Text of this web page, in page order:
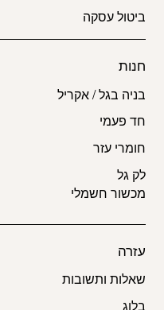
ביטול עסקה
חנות
בניה בגל / אקריל
חד פעמי
חומרי עזר
לק גל
מכשור חשמלי
עזרה
שאלות ותשובות
בלוג